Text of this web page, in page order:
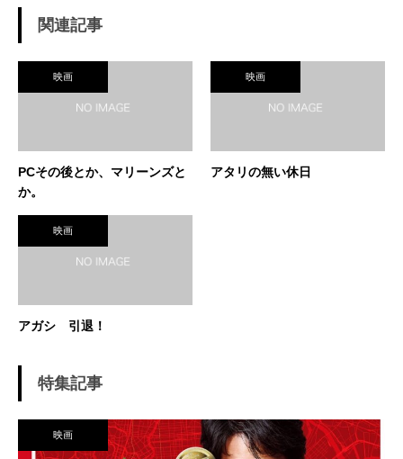
関連記事
映画
PCその後とか、マリーンズと
か。
映画
アタリの無い休日
映画
アガシ 引退！
特集記事
映画